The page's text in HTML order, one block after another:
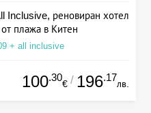
Inclusive, реновиран хотел
плажа в Китен
+ all inclusive
100.30
€ / 196.17
лв.